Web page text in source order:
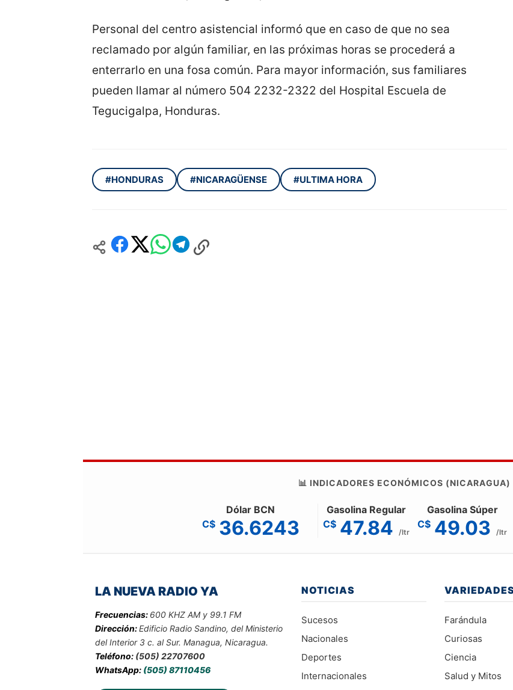
Personal del centro asistencial informó que en caso de que no sea
reclamado por algún familiar, en las próximas horas se procederá a
enterrarlo en una fosa común. Para mayor información, sus familiares
pueden llamar al número 504 2232-2322 del Hospital Escuela de
Tegucigalpa, Honduras.
#HONDURAS #NICARAGÜENSE #ULTIMA HORA
📊 INDICADORES ECONÓMICOS (NICARAGUA)
Dólar BCN
C$ 36.6243
Gasolina Regular
C$ 47.84 /ltr
Gasolina Súper
C$ 49.03 /ltr
LA NUEVA RADIO YA
Frecuencias: 600 KHZ AM y 99.1 FM
Dirección:Edificio Radio Sandino, del Ministerio
del Interior 3 c. al Sur. Managua, Nicaragua.
Teléfono: (505) 22707600
WhatsApp: (505) 87110456
NOTICIAS
Sucesos
Nacionales
Deportes
Internacionales
Farándula
Curiosas
Ciencia
Salud y Mitos